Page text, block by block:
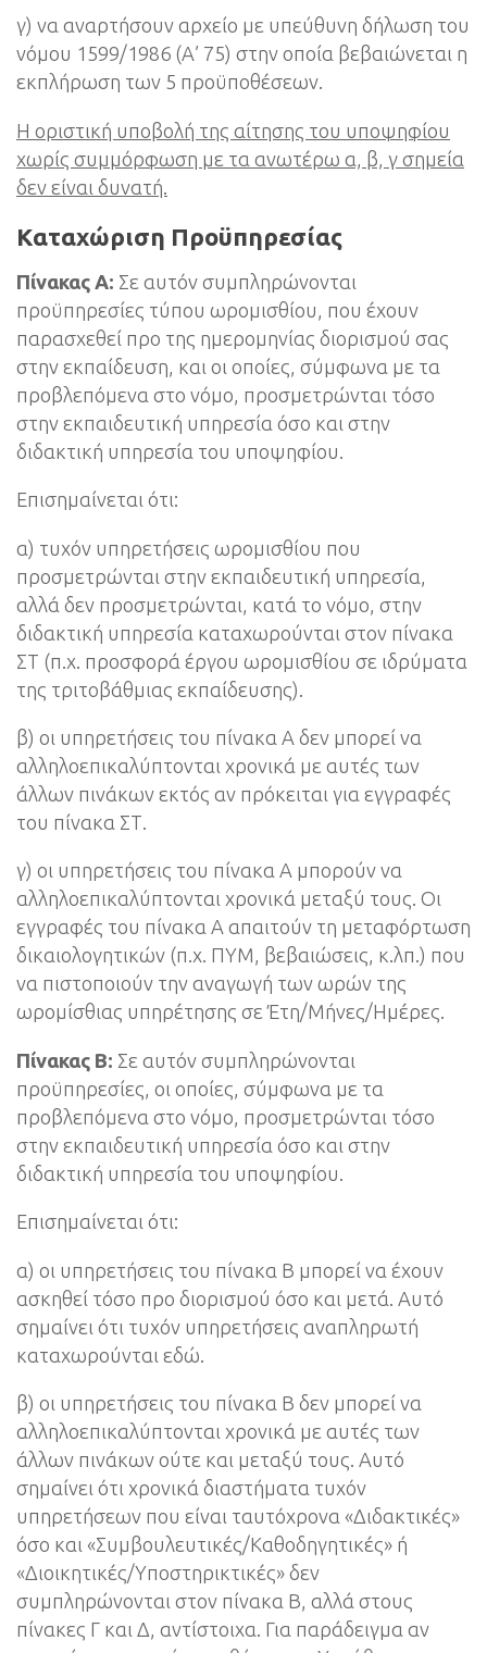
γ) να αναρτήσουν αρχείο με υπεύθυνη δήλωση του
νόμου 1599/1986 (Α’ 75) στην οποία βεβαιώνεται η
εκπλήρωση των 5 προϋποθέσεων.
Η οριστική υποβολή της αίτησης του υποψηφίου
χωρίς συμμόρφωση με τα ανωτέρω α, β, γ σημεία
δεν είναι δυνατή.
Καταχώριση Προϋπηρεσίας
Πίνακας Α: Σε αυτόν συμπληρώνονται
προϋπηρεσίες τύπου ωρομισθίου, που έχουν
παρασχεθεί προ της ημερομηνίας διορισμού σας
στην εκπαίδευση, και οι οποίες, σύμφωνα με τα
προβλεπόμενα στο νόμο, προσμετρώνται τόσο
στην εκπαιδευτική υπηρεσία όσο και στην
διδακτική υπηρεσία του υποψηφίου.
Επισημαίνεται ότι:
α) τυχόν υπηρετήσεις ωρομισθίου που
προσμετρώνται στην εκπαιδευτική υπηρεσία,
αλλά δεν προσμετρώνται, κατά το νόμο, στην
διδακτική υπηρεσία καταχωρούνται στον πίνακα
ΣΤ (π.χ. προσφορά έργου ωρομισθίου σε ιδρύματα
της τριτοβάθμιας εκπαίδευσης).
β) οι υπηρετήσεις του πίνακα Α δεν μπορεί να
αλληλοεπικαλύπτονται χρονικά με αυτές των
άλλων πινάκων εκτός αν πρόκειται για εγγραφές
του πίνακα ΣΤ.
γ) οι υπηρετήσεις του πίνακα Α μπορούν να
αλληλοεπικαλύπτονται χρονικά μεταξύ τους. Οι
εγγραφές του πίνακα Α απαιτούν τη μεταφόρτωση
δικαιολογητικών (π.χ. ΠΥΜ, βεβαιώσεις, κ.λπ.) που
να πιστοποιούν την αναγωγή των ωρών της
ωρομίσθιας υπηρέτησης σε Έτη/Μήνες/Ημέρες.
Πίνακας Β: Σε αυτόν συμπληρώνονται
προϋπηρεσίες, οι οποίες, σύμφωνα με τα
προβλεπόμενα στο νόμο, προσμετρώνται τόσο
στην εκπαιδευτική υπηρεσία όσο και στην
διδακτική υπηρεσία του υποψηφίου.
Επισημαίνεται ότι:
α) οι υπηρετήσεις του πίνακα Β μπορεί να έχουν
ασκηθεί τόσο προ διορισμού όσο και μετά. Αυτό
σημαίνει ότι τυχόν υπηρετήσεις αναπληρωτή
καταχωρούνται εδώ.
β) οι υπηρετήσεις του πίνακα Β δεν μπορεί να
αλληλοεπικαλύπτονται χρονικά με αυτές των
άλλων πινάκων ούτε και μεταξύ τους. Αυτό
σημαίνει ότι χρονικά διαστήματα τυχόν
υπηρετήσεων που είναι ταυτόχρονα «Διδακτικές»
όσο και «Συμβουλευτικές/Καθοδηγητικές» ή
«Διοικητικές/Υποστηρικτικές» δεν
συμπληρώνονται στον πίνακα Β, αλλά στους
πίνακες Γ και Δ, αντίστοιχα. Για παράδειγμα αν